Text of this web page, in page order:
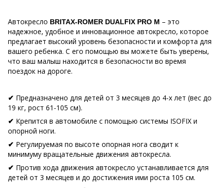
Автокресло BRITAX-ROMER DUALFIX PRO M – это
надежное, удобное и инновационное автокресло, которое
предлагает высокий уровень безопасности и комфорта для
вашего ребенка. С его помощью вы можете быть уверены,
что ваш малыш находится в безопасности во время
поездок на дороге.
✔ Предназначено для детей от 3 месяцев до 4-х лет (вес до
19 кг, рост 61-105 см).
✔ Крепится в автомобиле с помощью системы ISOFIX и
опорной ноги.
✔ Регулируемая по высоте опорная нога сводит к
минимуму вращательные движения автокресла.
✔ Против хода движения автокресло устанавливается для
детей от 3 месяцев и до достижения ими роста 105 см.